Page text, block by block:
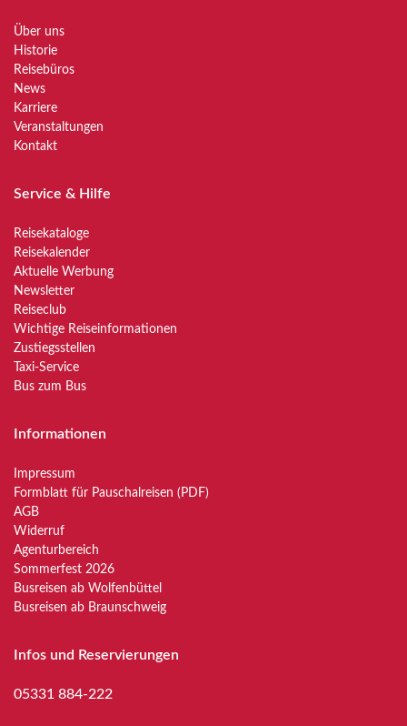
Über uns
Historie
Reisebüros
News
Karriere
Veranstaltungen
Kontakt
Service & Hilfe
Reisekataloge
Reisekalender
Aktuelle Werbung
Newsletter
Reiseclub
Wichtige Reiseinformationen
Zustiegsstellen
Taxi-Service
Bus zum Bus
Informationen
Impressum
Formblatt für Pauschalreisen (PDF)
AGB
Widerruf
Agenturbereich
Sommerfest 2026
Busreisen ab Wolfenbüttel
Busreisen ab Braunschweig
Infos und Reservierungen
05331 884-222